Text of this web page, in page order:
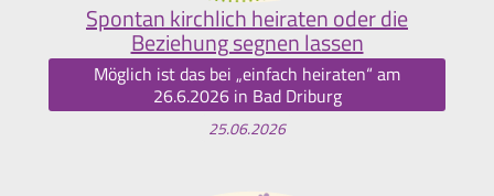
Spontan kirchlich heiraten oder die
Beziehung segnen lassen
Möglich ist das bei „einfach heiraten“ am
26.6.2026 in Bad Driburg
25.06.2026